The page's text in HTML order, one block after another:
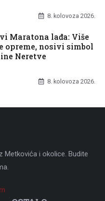
8. kolovoza 2026.
Maratona lađa: Više
opreme, nosivi simbol
Neretve
8. kolovoza 2026.
Metkovića i okolice. Budite